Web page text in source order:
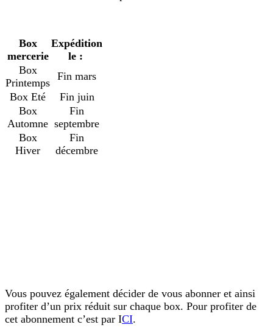
Box
mercerie
Expédition
le :
Box
Printemps
Fin mars
Box Eté
Fin juin
Box
Automne
Fin
septembre
Box
Hiver
Fin
décembre
Vous pouvez également décider de vous abonner et ainsi
profiter d’un prix réduit sur chaque box. Pour profiter de
cet abonnement c’est par ICI.